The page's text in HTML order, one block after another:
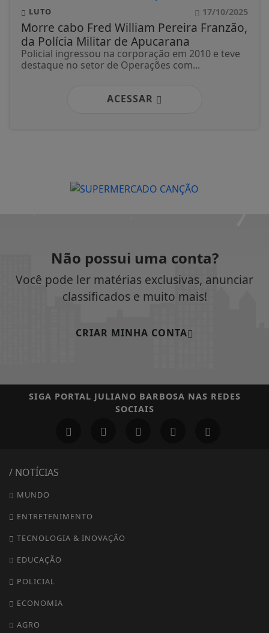
LUTO 17/10/2025
Morre cabo Fred William Pereira Franzão,
da Polícia Militar de Apucarana
Policial ingressou na corporação em 2010 e teve
destaque no setor de Operações com...
ACESSAR
Não possui uma conta?
Você pode ler matérias exclusivas, anunciar
classificados e muito mais!
CRIAR MINHA CONTA
SIGA PORTAL JULIANO BARBOSA NAS REDES
SOCIAIS
/ NOTÍCIAS
MUNDO
ENTRETENIMENTO
TECNOLOGIA & INOVAÇÃO
EDUCAÇÃO
POLICIAL
ECONOMIA
AGRO